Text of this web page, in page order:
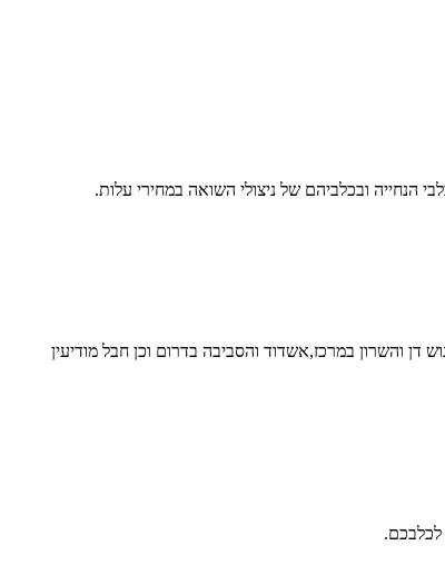
הנחייה ובכלביהם של ניצולי השואה במחירי עלות.
והשרון במרכז,אשדוד והסביבה בדרום וכן חבל מודיעין
לכלבכם.